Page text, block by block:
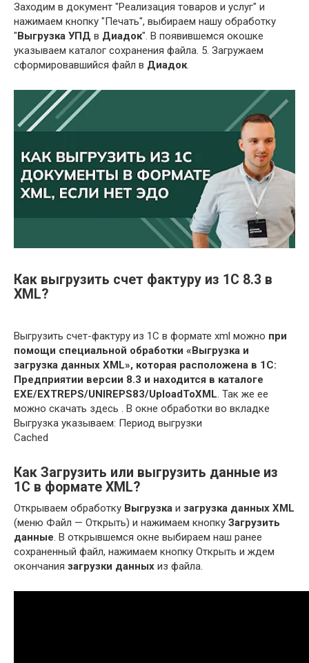
Заходим в документ "Реализация товаров и услуг" и
нажимаем кнопку "Печать", выбираем нашу обработку
"Выгрузка УПД в Диадок". В появившемся окошке
указываем каталог сохранения файла. 5. Загружаем
сформировавшийся файл в Диадок.
Как выгрузить счет фактуру из 1С 8.3 в
XML?
Выгрузить счет-фактуру из 1С в формате xml можно при
помощи специальной обработки «Выгрузка и
загрузка данных XML», которая расположена в 1С:
Предприятии версии 8.3 и находится в каталоге
EXE/EXTREPS/UNIREPS83/UploadToXML. Так же ее
можно скачать здесь . В окне обработки во вкладке
Выгрузка указываем: Период выгрузки
Cached
Как Загрузить или выгрузить данные из
1С в формате XML?
Открываем обработку Выгрузка и загрузка данных XML
(меню Файл — Открыть) и нажимаем кнопку Загрузить
данные. В открывшемся окне выбираем наш ранее
сохраненный файл, нажимаем кнопку Открыть и ждем
окончания загрузки данных из файла.